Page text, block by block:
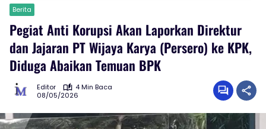
Berita
Pegiat Anti Korupsi Akan Laporkan Direktur
dan Jajaran PT Wijaya Karya (Persero) ke KPK,
Diduga Abaikan Temuan BPK
Editor
4 Min Baca
08/05/2026